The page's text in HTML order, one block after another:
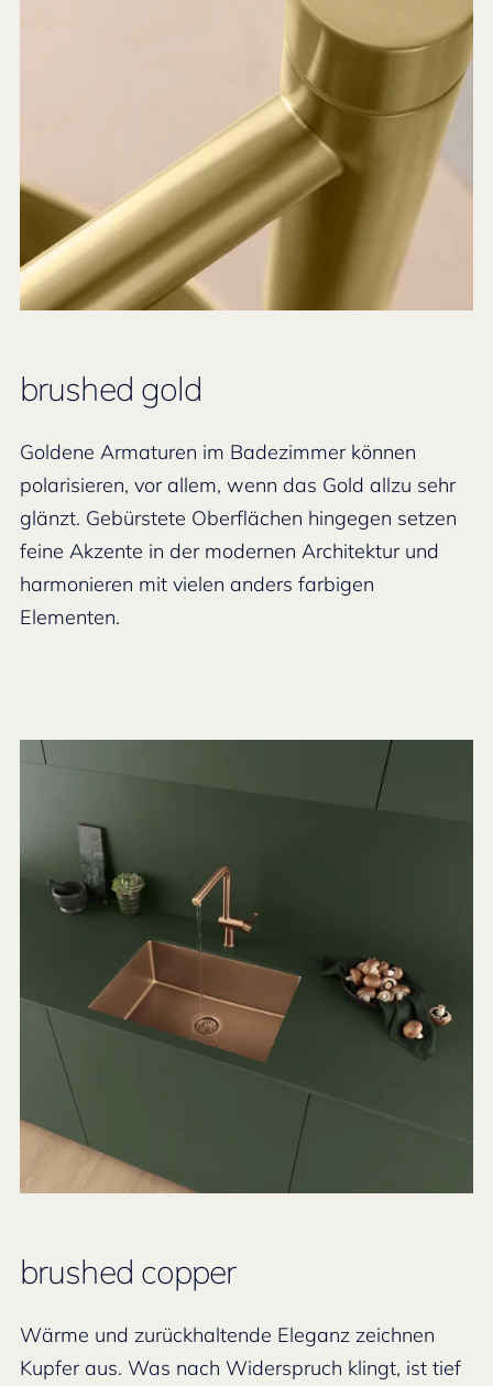
brushed gold
Goldene Armaturen im Badezimmer können
polarisieren, vor allem, wenn das Gold allzu sehr
glänzt. Gebürstete Oberflächen hingegen setzen
feine Akzente in der modernen Architektur und
harmonieren mit vielen anders farbigen
Elementen.
brushed copper
Wärme und zurückhaltende Eleganz zeichnen
Kupfer aus. Was nach Widerspruch klingt, ist tief